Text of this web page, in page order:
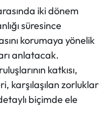
iki dönem
süresince
korumaya yönelik
anlatacak.
katkısı,
karşılaşılan zorluklar
biçimde ele